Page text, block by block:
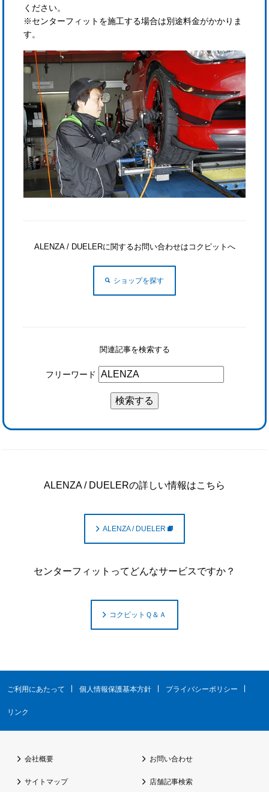
ください。
※センターフィットを施工する場合は別途料金がかかりま
す。
ALENZA / DUELERに関するお問い合わせはコクピットへ
ショップを探す
関連記事を検索する
フリーワード
ALENZA / DUELERの詳しい情報はこちら
ALENZA / DUELER
センターフィットってどんなサービスですか？
コクピットＱ＆Ａ
ご利用にあたって 個人情報保護基本方針 プライバシーポリシー
リンク
会社概要 お問い合わせ
サイトマップ 店舗記事検索